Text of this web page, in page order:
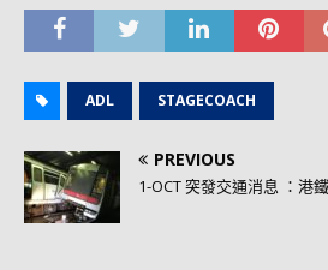
ADL STAGECOACH
PREVIOUS
1-OCT 突發交通消息 ：港